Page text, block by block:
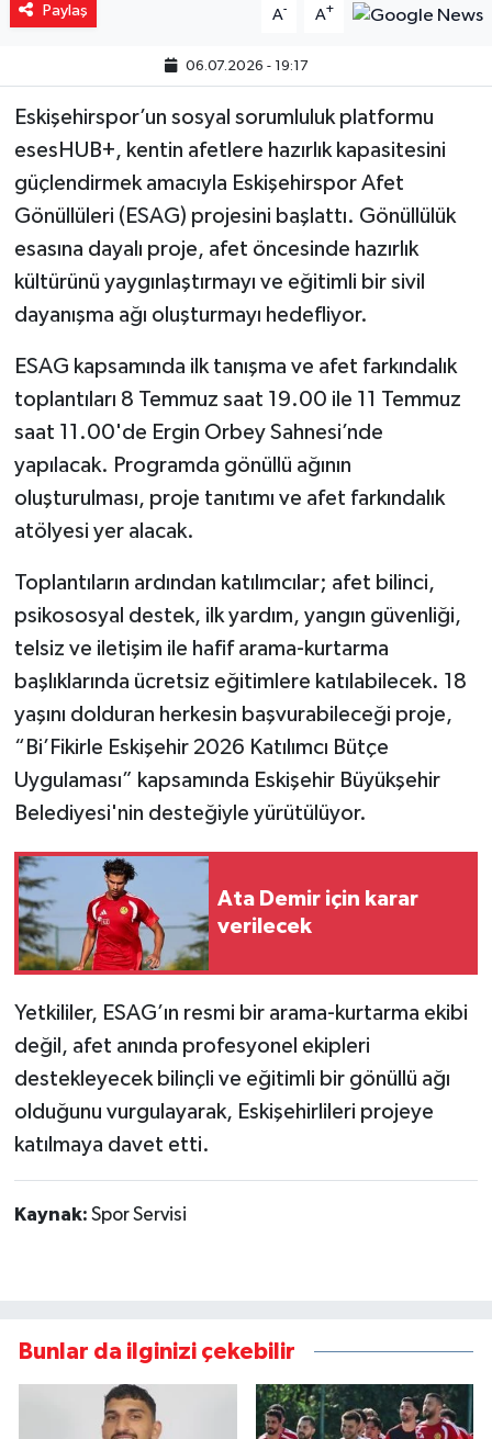
Paylaş A- A+
06.07.2026 - 19:17
Eskişehirspor’un sosyal sorumluluk platformu
esesHUB+, kentin afetlere hazırlık kapasitesini
güçlendirmek amacıyla Eskişehirspor Afet
Gönüllüleri (ESAG) projesini başlattı. Gönüllülük
esasına dayalı proje, afet öncesinde hazırlık
kültürünü yaygınlaştırmayı ve eğitimli bir sivil
dayanışma ağı oluşturmayı hedefliyor.
ESAG kapsamında ilk tanışma ve afet farkındalık
toplantıları 8 Temmuz saat 19.00 ile 11 Temmuz
saat 11.00'de Ergin Orbey Sahnesi’nde
yapılacak. Programda gönüllü ağının
oluşturulması, proje tanıtımı ve afet farkındalık
atölyesi yer alacak.
Toplantıların ardından katılımcılar; afet bilinci,
psikososyal destek, ilk yardım, yangın güvenliği,
telsiz ve iletişim ile hafif arama-kurtarma
başlıklarında ücretsiz eğitimlere katılabilecek. 18
yaşını dolduran herkesin başvurabileceği proje,
“Bi’Fikirle Eskişehir 2026 Katılımcı Bütçe
Uygulaması” kapsamında Eskişehir Büyükşehir
Belediyesi'nin desteğiyle yürütülüyor.
Ata Demir için karar
verilecek
Yetkililer, ESAG’ın resmi bir arama-kurtarma ekibi
değil, afet anında profesyonel ekipleri
destekleyecek bilinçli ve eğitimli bir gönüllü ağı
olduğunu vurgulayarak, Eskişehirlileri projeye
katılmaya davet etti.
Kaynak: Spor Servisi
Bunlar da ilginizi çekebilir